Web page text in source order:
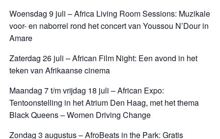
Woensdag 9 juli – Africa Living Room Sessions: Muzikale
voor- en naborrel rond het concert van Youssou N’Dour in
Amare
Zaterdag 26 juli – African Film Night: Een avond in het
teken van Afrikaanse cinema
Maandag 7 t/m vrijdag 18 juli – African Expo:
Tentoonstelling in het Atrium Den Haag, met het thema
Black Queens – Women Driving Change
Zondag 3 augustus – AfroBeats in the Park: Gratis